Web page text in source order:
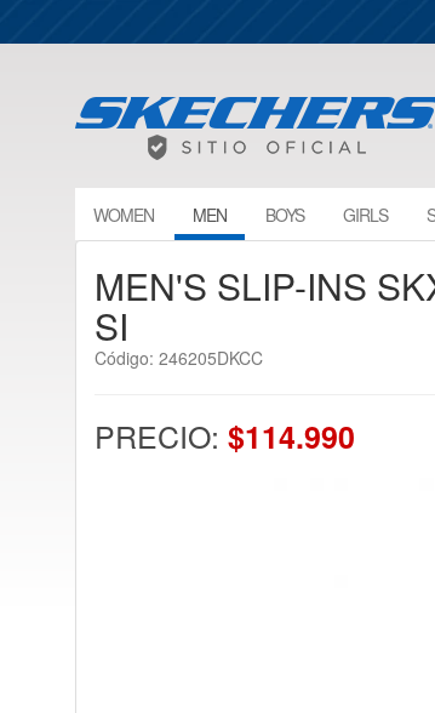
WOMEN MEN BOYS GIRLS
MEN'S SLIP-INS
SI
Código: 246205DKCC
PRECIO: $114.990